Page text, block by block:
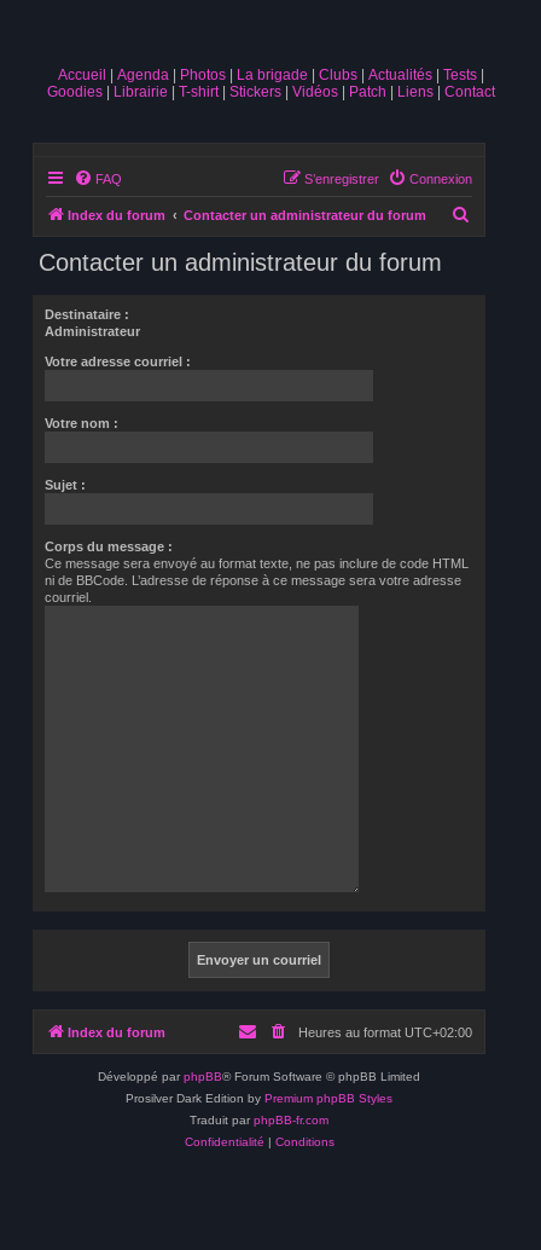
Accueil Agenda Photos La brigade Clubs Actualités
Tests
Goodies
Librairie T-shirt Stickers Vidéos Patch Liens Contact
FAQ Connexion
S’enregistrer
Index du forum Contacter un administrateur du forum
Contacter un administrateur du forum
Destinataire :
Administrateur
Votre adresse courriel :
Votre nom :
Sujet :
Corps du message :
Ce message sera envoyé au format texte, ne pas inclure de code HTML
ni de BBCode. L’adresse de réponse à ce message sera votre adresse
courriel.
Index du forum Heures au format UTC+02:00
Développé par phpBB® Forum Software © phpBB Limited
Prosilver Dark Edition by Premium phpBB Styles
Traduit par phpBB-fr.com
Confidentialité | Conditions